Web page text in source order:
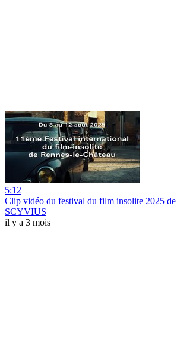
5:12
Clip vidéo du festival du film insolite 2025 de
SCYVIUS
il y a 3 mois